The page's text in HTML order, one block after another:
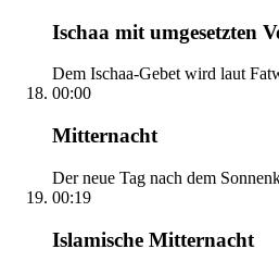
Ischaa mit umgesetzten
Dem Ischaa-Gebet wird laut
00:00
Mitternacht
Der neue Tag nach dem
00:19
Islamische Mitternacht